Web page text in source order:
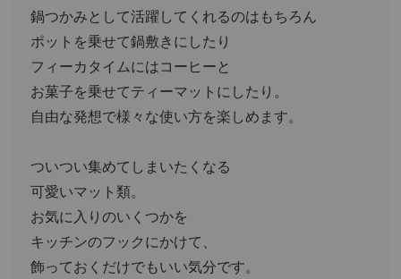
鍋つかみとして活躍してくれるのはもちろん
ポットを乗せて鍋敷きにしたり
フィーカタイムにはコーヒーと
お菓子を乗せてティーマットにしたり。
自由な発想で様々な使い方を楽しめます。
ついつい集めてしまいたくなる
可愛いマット類。
お気に入りのいくつかを
キッチンのフックにかけて、
飾っておくだけでもいい気分です。